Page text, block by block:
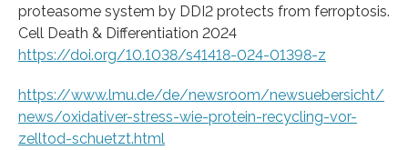
proteasome system by DDI2 protects from ferroptosis.
Cell Death & Differentiation 2024
https://doi.org/10.1038/s41418-024-01398-z
https://www.lmu.de/de/newsroom/newsuebersicht/
news/oxidativer-stress-wie-protein-recycling-vor-
zelltod-schuetzt.html